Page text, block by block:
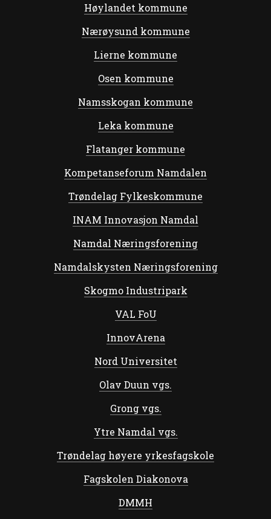
Høylandet kommune
Nærøysund kommune
Lierne kommune
Osen kommune
Namsskogan kommune
Leka kommune
Flatanger kommune
Kompetanseforum Namdalen
Trøndelag Fylkeskommune
INAM Innovasjon Namdal
Namdal Næringsforening
Namdalskysten Næringsforening
Skogmo Industripark
VAL FoU
InnovArena
Nord Universitet
Olav Duun vgs.
Grong vgs.
Ytre Namdal vgs.
Trøndelag høyere yrkesfagskole
Fagskolen Diakonova
DMMH